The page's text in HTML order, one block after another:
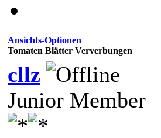
Ansichts-Optionen
Tomaten Blätter Ververbungen
cllz
Junior Member